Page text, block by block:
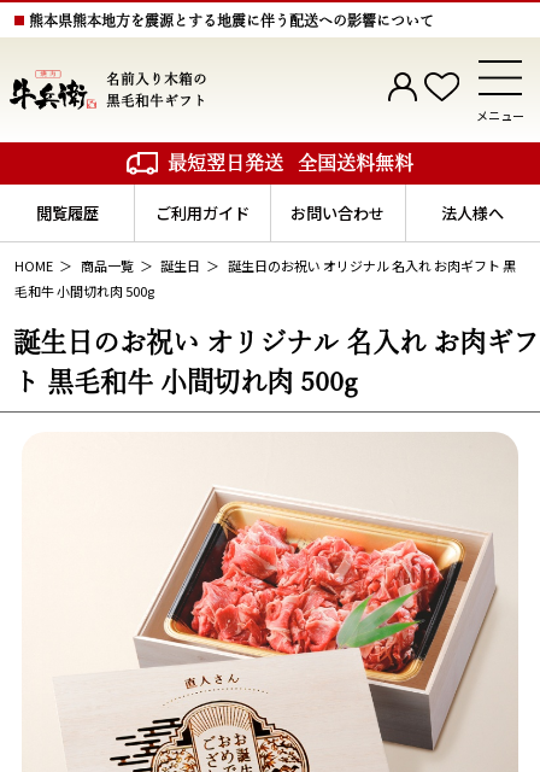
熊本県熊本地方を震源とする地震に伴う配送への影響について
名前入り木箱の
黒毛和牛ギフト
メニュー
最短翌日発送 全国送料無料
閲覧履歴 ご利用ガイド お問い合わせ 法人様へ
HOME 商品一覧 誕生日
誕生日のお祝い オリジナル 名入れ お肉ギフト 黒
毛和牛 小間切れ肉 500g
誕生日のお祝い オリジナル 名入れ お肉ギフ
ト 黒毛和牛 小間切れ肉 500g